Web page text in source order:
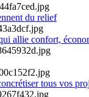
du relief
allie confort,
tous vos